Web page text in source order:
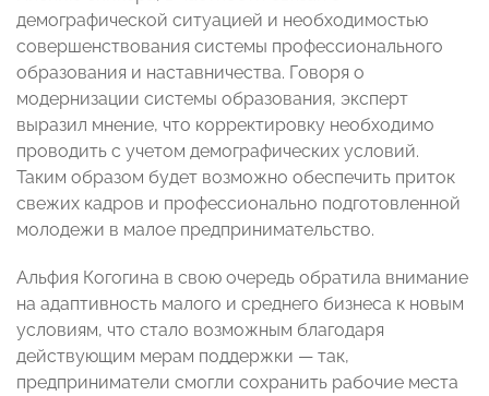
демографической ситуацией и необходимостью
совершенствования системы профессионального
образования и наставничества. Говоря о
модернизации системы образования, эксперт
выразил мнение, что корректировку необходимо
проводить с учетом демографических условий.
Таким образом будет возможно обеспечить приток
свежих кадров и профессионально подготовленной
молодежи в малое предпринимательство.
Альфия Когогина в свою очередь обратила внимание
на адаптивность малого и среднего бизнеса к новым
условиям, что стало возможным благодаря
действующим мерам поддержки — так,
предприниматели смогли сохранить рабочие места